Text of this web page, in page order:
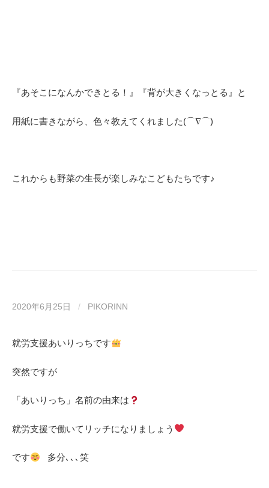
『あそこになんかできとる！』『背が大きくなっとる』と
用紙に書きながら、色々教えてくれました(⌒∇⌒)
これからも野菜の生長が楽しみなこどもたちです♪
2020年6月25日 / PIKORINN
就労支援あいりっちです
突然ですが
「あいりっち」名前の由来は
就労支援で働いてリッチになりましょう
です 多分､､､笑